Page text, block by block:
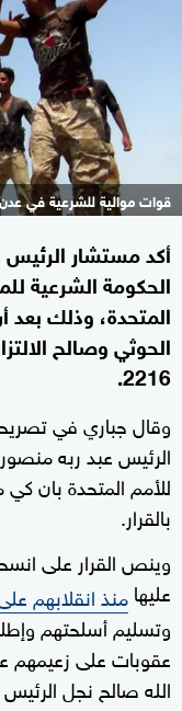
قوات موالية للشرعية في عدن
أكد مستشار الرئيس
الحكومة الشرعية
المتحدة، وذلك
الحوثي وصالح
2216.
وقال جباري في
الرئيس عبد ربه
للأمم المتحدة بان
بالقرار.
وينص القرار على
عليهامنذ انقلابهم
وتسليم أسلحتهم
عقوبات على زعيمهم
الله صالح نجل